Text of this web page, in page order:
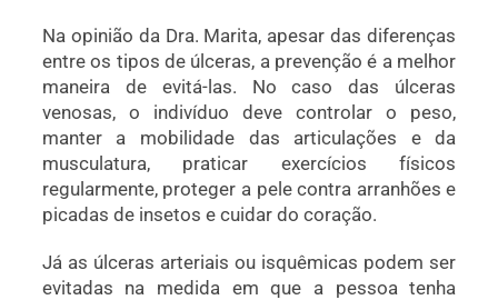
Na opinião da Dra. Marita, apesar das diferenças
entre os tipos de úlceras, a prevenção é a melhor
maneira de evitá-las. No caso das úlceras
venosas, o indivíduo deve controlar o peso,
manter a mobilidade das articulações e da
musculatura, praticar exercícios físicos
regularmente, proteger a pele contra arranhões e
picadas de insetos e cuidar do coração.
Já as úlceras arteriais ou isquêmicas podem ser
evitadas na medida em que a pessoa tenha